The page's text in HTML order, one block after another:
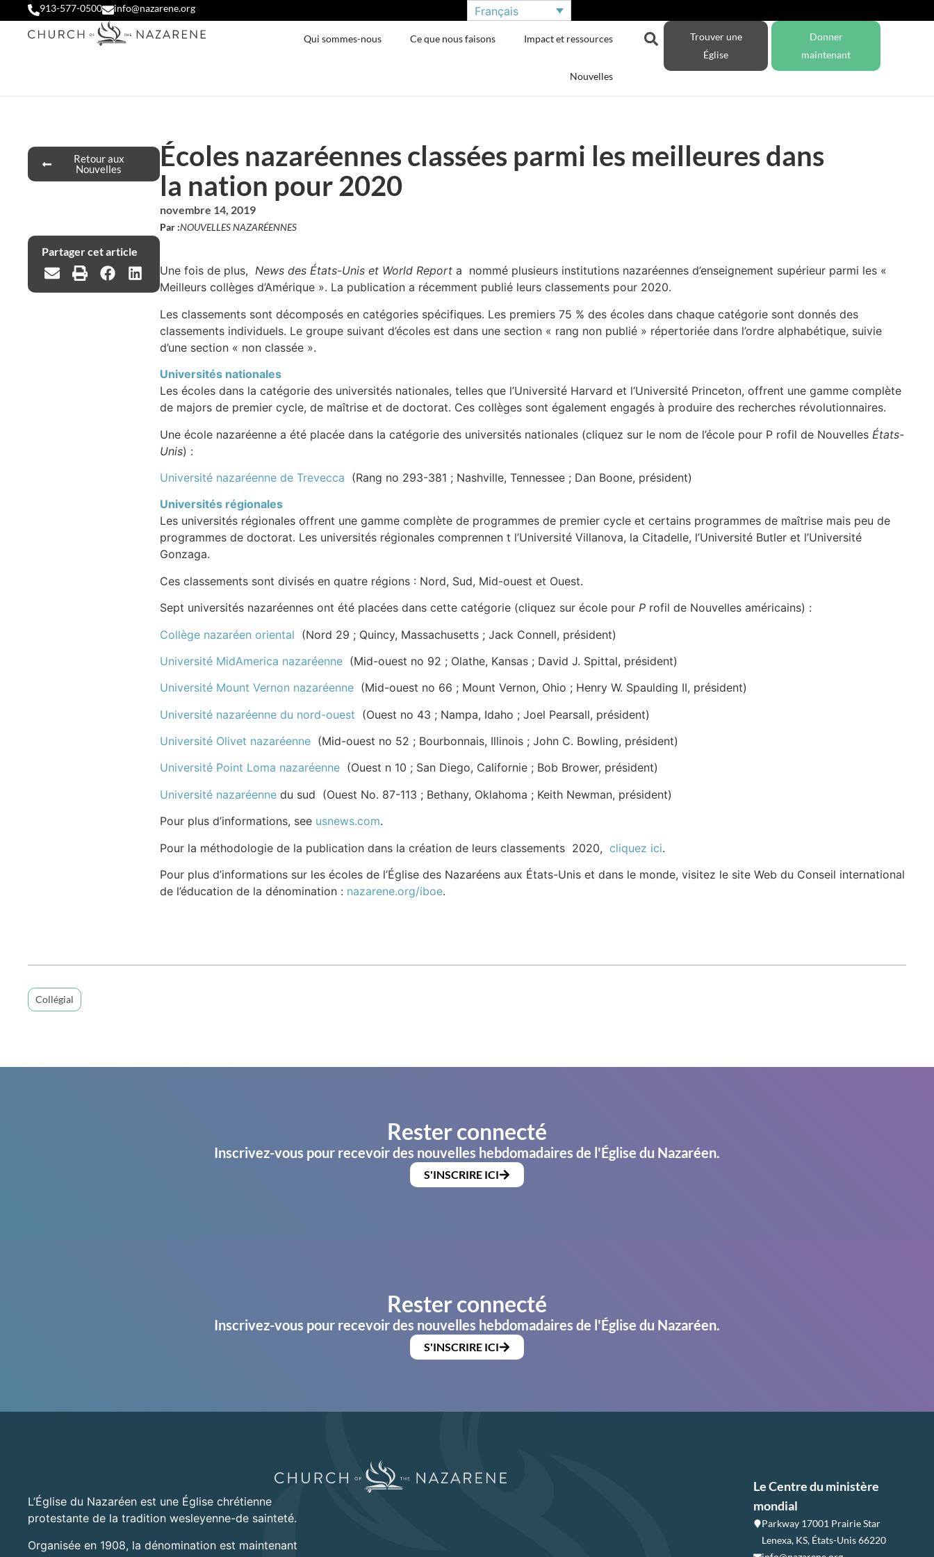
913-577-0500 info@nazarene.org Français
Qui sommes-nous Ce que nous faisons Impact et ressources
Nouvelles
Trouver une
Église
Donner
maintenant
Retour aux
Nouvelles
Écoles nazaréennes classées parmi les meilleures dans
la nation pour 2020
novembre 14, 2019
Par :NOUVELLES NAZARÉENNES
Partager cet article
Une fois de plus, News des États-Unis et World Reporta nommé plusieurs institutions nazaréennes d’enseignement supérieur parmi les «
Meilleurs collèges d’Amérique ». La publication a récemment publié leurs classements pour 2020.
Les classements sont décomposés en catégories spécifiques. Les premiers 75 % des écoles dans chaque catégorie sont donnés des
classements individuels. Le groupe suivant d’écoles est dans une section « rang non publié » répertoriée dans l’ordre alphabétique, suivie
d’une section « non classée ».
Universités nationales
Les écoles dans la catégorie des universités nationales, telles que l’Université Harvard et l’Université Princeton, offrent une gamme complète
de majors de premier cycle, de maîtrise et de doctorat. Ces collèges sont également engagés à produire des recherches révolutionnaires.
Une école nazaréenne a été placée dans la catégorie des universités nationales (cliquez sur le nom de l’école pour P rofil de Nouvelles États-
Unis) :
Université nazaréenne de Trevecca (Rang no 293-381 ; Nashville, Tennessee ; Dan Boone, président)
Universités régionales
Les universités régionales offrent une gamme complète de programmes de premier cycle et certains programmes de maîtrise mais peu de
programmes de doctorat. Les universités régionales comprennen t l’Université Villanova, la Citadelle, l’Université Butler et l’Université
Gonzaga.
Ces classements sont divisés en quatre régions : Nord, Sud, Mid-ouest et Ouest.
Sept universités nazaréennes ont été placées dans cette catégorie (cliquez sur école pour Profil de Nouvelles américains) :
Collège nazaréen oriental (Nord 29 ; Quincy, Massachusetts ; Jack Connell, président)
Université MidAmerica nazaréenne(Mid-ouest no 92 ; Olathe, Kansas ; David J. Spittal, président)
Université Mount Vernon nazaréenne(Mid-ouest no 66 ; Mount Vernon, Ohio ; Henry W. Spaulding II, président)
Université nazaréenne du nord-ouest (Ouest no 43 ; Nampa, Idaho ; Joel Pearsall, président)
Université Olivet nazaréenne(Mid-ouest no 52 ; Bourbonnais, Illinois ; John C. Bowling, président)
Université Point Loma nazaréenne(Ouest n 10 ; San Diego, Californie ; Bob Brower, président)
Université nazaréennedu sud (Ouest No. 87-113 ; Bethany, Oklahoma ; Keith Newman, président)
Pour plus d’informations, see usnews.com.
Pour la méthodologie de la publication dans la création de leurs classements 2020, cliquez ici.
Pour plus d’informations sur les écoles de l’Église des Nazaréens aux États-Unis et dans le monde, visitez le site Web du Conseil international
de l’éducation de la dénomination : nazarene.org/iboe.
Collégial
Rester connecté
Inscrivez-vous pour recevoir des nouvelles hebdomadaires de l'Église du Nazaréen.
S'INSCRIRE ICI
Rester connecté
Inscrivez-vous pour recevoir des nouvelles hebdomadaires de l'Église du Nazaréen.
S'INSCRIRE ICI
L’Église du Nazaréen est une Église chrétienne
protestante de la tradition wesleyenne-de sainteté.
Organisée en 1908, la dénomination est maintenant
Le Centre du ministère
mondial
Parkway 17001 Prairie Star
Lenexa, KS, États-Unis 66220